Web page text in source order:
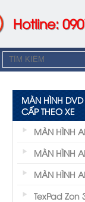
Hotline:
MÀN HÌNH
CẤP THEO XE
MÀN HÌNH
MÀN HÌNH
MÀN HÌNH
TexPad Zon